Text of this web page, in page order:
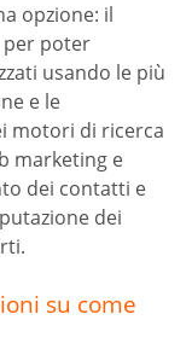
opzione: il
per poter
usando le più
e le
motori di ricerca
marketing e
dei contatti e
dei
su come